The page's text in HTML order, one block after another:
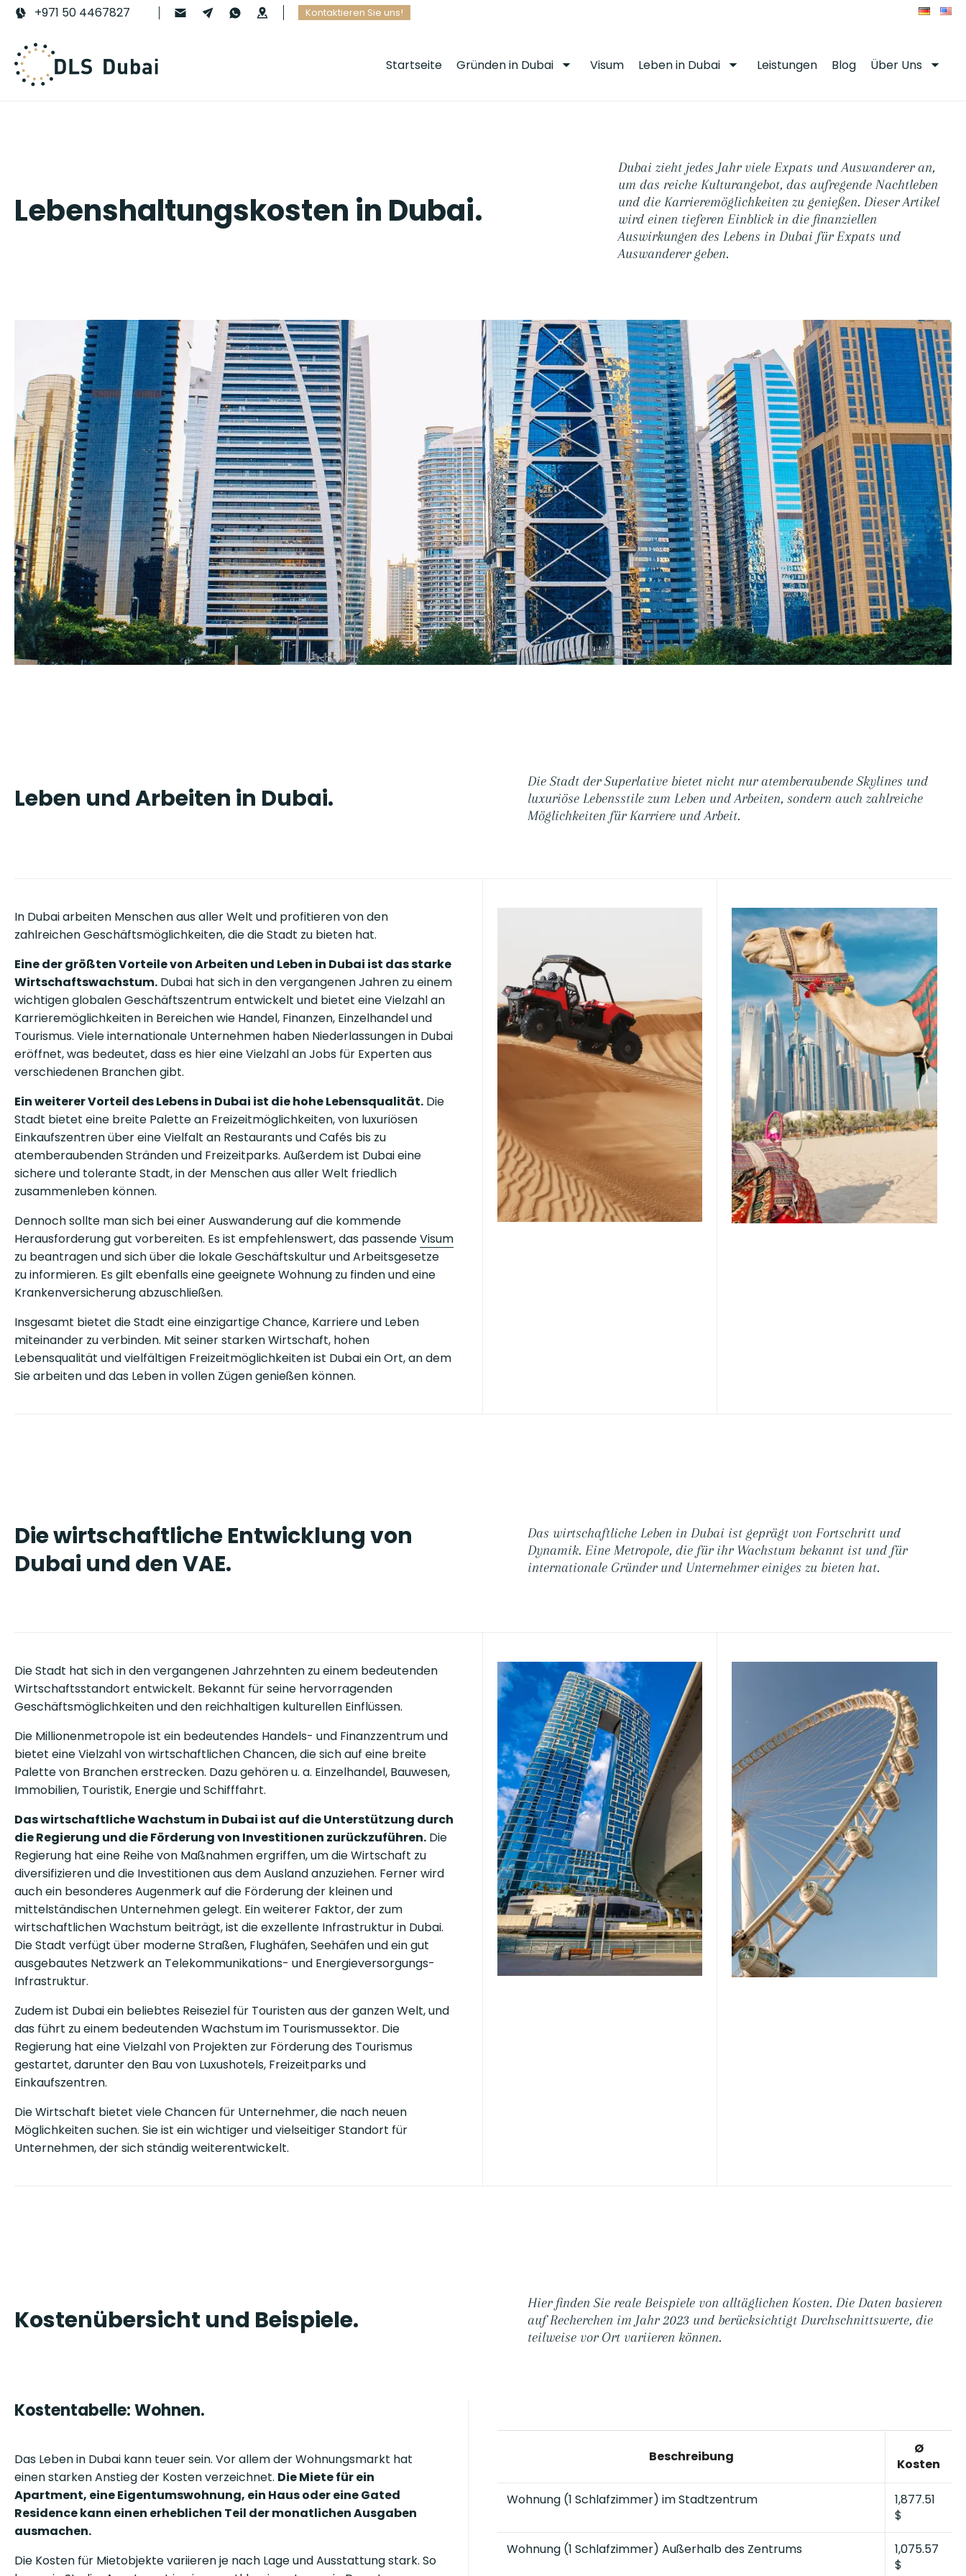
+971 50 4467827 Kontaktieren Sie uns!
Startseite Gründen in Dubai Visum Leben in Dubai Leistungen Blog Über Uns
Lebenshaltungskosten in Dubai.
Dubai zieht jedes Jahr viele Expats und Auswanderer an,
um das reiche Kulturangebot, das aufregende Nachtleben
und die Karrieremöglichkeiten zu genießen. Dieser Artikel
wird einen tieferen Einblick in die finanziellen
Auswirkungen des Lebens in Dubai für Expats und
Auswanderer geben.
Leben und Arbeiten in Dubai.
Die Stadt der Superlative bietet nicht nur atemberaubende Skylines und
luxuriöse Lebensstile zum Leben und Arbeiten, sondern auch zahlreiche
Möglichkeiten für Karriere und Arbeit.
In Dubai arbeiten Menschen aus aller Welt und profitieren von den
zahlreichen Geschäftsmöglichkeiten, die die Stadt zu bieten hat.
Eine der größten Vorteile von Arbeiten und Leben in Dubai ist das starke
Wirtschaftswachstum. Dubai hat sich in den vergangenen Jahren zu einem
wichtigen globalen Geschäftszentrum entwickelt und bietet eine Vielzahl an
Karrieremöglichkeiten in Bereichen wie Handel, Finanzen, Einzelhandel und
Tourismus. Viele internationale Unternehmen haben Niederlassungen in Dubai
eröffnet, was bedeutet, dass es hier eine Vielzahl an Jobs für Experten aus
verschiedenen Branchen gibt.
Ein weiterer Vorteil des Lebens in Dubai ist die hohe Lebensqualität. Die
Stadt bietet eine breite Palette an Freizeitmöglichkeiten, von luxuriösen
Einkaufszentren über eine Vielfalt an Restaurants und Cafés bis zu
atemberaubenden Stränden und Freizeitparks. Außerdem ist Dubai eine
sichere und tolerante Stadt, in der Menschen aus aller Welt friedlich
zusammenleben können.
Dennoch sollte man sich bei einer Auswanderung auf die kommende
Herausforderung gut vorbereiten. Es ist empfehlenswert, das passendeVisum
zu beantragen und sich über die lokale Geschäftskultur und Arbeitsgesetze
zu informieren. Es gilt ebenfalls eine geeignete Wohnung zu finden und eine
Krankenversicherung abzuschließen.
Insgesamt bietet die Stadt eine einzigartige Chance, Karriere und Leben
miteinander zu verbinden. Mit seiner starken Wirtschaft, hohen
Lebensqualität und vielfältigen Freizeitmöglichkeiten ist Dubai ein Ort, an dem
Sie arbeiten und das Leben in vollen Zügen genießen können.
Die wirtschaftliche Entwicklung von
Dubai und den VAE.
Das wirtschaftliche Leben in Dubai ist geprägt von Fortschritt und
Dynamik. Eine Metropole, die für ihr Wachstum bekannt ist und für
internationale Gründer und Unternehmer einiges zu bieten hat.
Die Stadt hat sich in den vergangenen Jahrzehnten zu einem bedeutenden
Wirtschaftsstandort entwickelt. Bekannt für seine hervorragenden
Geschäftsmöglichkeiten und den reichhaltigen kulturellen Einflüssen.
Die Millionenmetropole ist ein bedeutendes Handels- und Finanzzentrum und
bietet eine Vielzahl von wirtschaftlichen Chancen, die sich auf eine breite
Palette von Branchen erstrecken. Dazu gehören u. a. Einzelhandel, Bauwesen,
Immobilien, Touristik, Energie und Schifffahrt.
Das wirtschaftliche Wachstum in Dubai ist auf die Unterstützung durch
die Regierung und die Förderung von Investitionen zurückzuführen. Die
Regierung hat eine Reihe von Maßnahmen ergriffen, um die Wirtschaft zu
diversifizieren und die Investitionen aus dem Ausland anzuziehen. Ferner wird
auch ein besonderes Augenmerk auf die Förderung der kleinen und
mittelständischen Unternehmen gelegt. Ein weiterer Faktor, der zum
wirtschaftlichen Wachstum beiträgt, ist die exzellente Infrastruktur in Dubai.
Die Stadt verfügt über moderne Straßen, Flughäfen, Seehäfen und ein gut
ausgebautes Netzwerk an Telekommunikations- und Energieversorgungs-
Infrastruktur.
Zudem ist Dubai ein beliebtes Reiseziel für Touristen aus der ganzen Welt, und
das führt zu einem bedeutenden Wachstum im Tourismussektor. Die
Regierung hat eine Vielzahl von Projekten zur Förderung des Tourismus
gestartet, darunter den Bau von Luxushotels, Freizeitparks und
Einkaufszentren.
Die Wirtschaft bietet viele Chancen für Unternehmer, die nach neuen
Möglichkeiten suchen. Sie ist ein wichtiger und vielseitiger Standort für
Unternehmen, der sich ständig weiterentwickelt.
Kostenübersicht und Beispiele.
Hier finden Sie reale Beispiele von alltäglichen Kosten. Die Daten basieren
auf Recherchen im Jahr 2023 und berücksichtigt Durchschnittswerte, die
teilweise vor Ort variieren können.
Kostentabelle: Wohnen.
Das Leben in Dubai kann teuer sein. Vor allem der Wohnungsmarkt hat
einen starken Anstieg der Kosten verzeichnet. Die Miete für ein
Apartment, eine Eigentumswohnung, ein Haus oder eine Gated
Residence kann einen erheblichen Teil der monatlichen Ausgaben
ausmachen.
Die Kosten für Mietobjekte variieren je nach Lage und Ausstattung stark. So
Beschreibung
Ø
Kosten
Wohnung (1 Schlafzimmer) im Stadtzentrum
1,877.51
$
Wohnung (1 Schlafzimmer) Außerhalb des Zentrums
1,075.57
$